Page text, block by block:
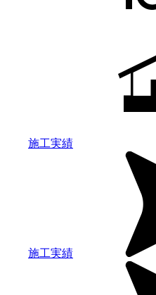
施工実績
施工実績